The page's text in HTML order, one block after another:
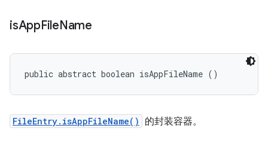
isAppFileName
public abstract boolean isAppFileName ()
FileEntry.isAppFileName() 的封装容器。